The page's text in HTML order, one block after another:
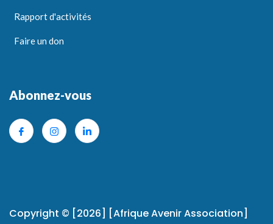
Rapport d'activités
Faire un don
Abonnez-vous
Copyright © [2026] [Afrique Avenir Association]